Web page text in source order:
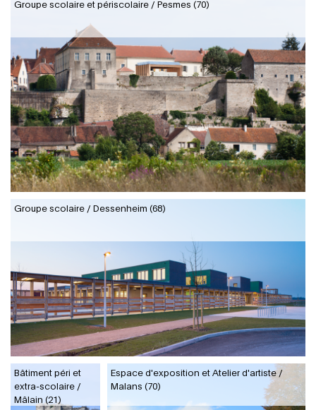
Groupe scolaire et périscolaire / Pesmes (70)
Groupe scolaire / Dessenheim (68)
Bâtiment péri et
extra-scolaire /
Mâlain (21)
Espace d'exposition et Atelier d'artiste /
Malans (70)